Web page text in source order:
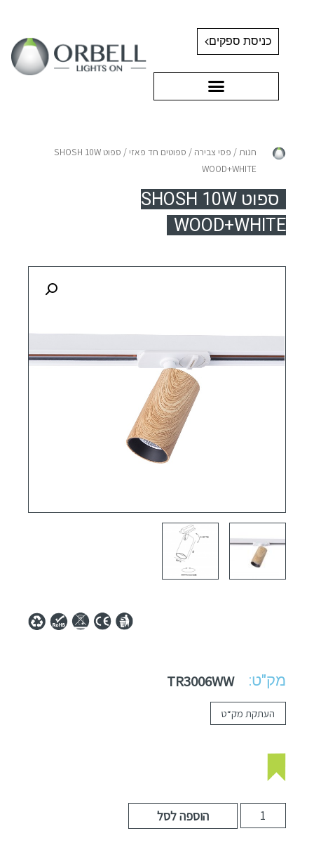
כניסת ספקים
חנות / פסי צבירה / ספוטים חד פאזי
/ ספוט SHOSH 10W
WOOD+WHITE
ספוט SHOSH 10W
WOOD+WHITE
מק"ט: TR3006WW
העתקת מק“ט
הוספה לסל